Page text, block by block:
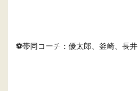
⚽️帯同コーチ：優太郎、釜崎、長井